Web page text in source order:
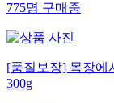
775명 구매중
[품질보장] 목장에
300g